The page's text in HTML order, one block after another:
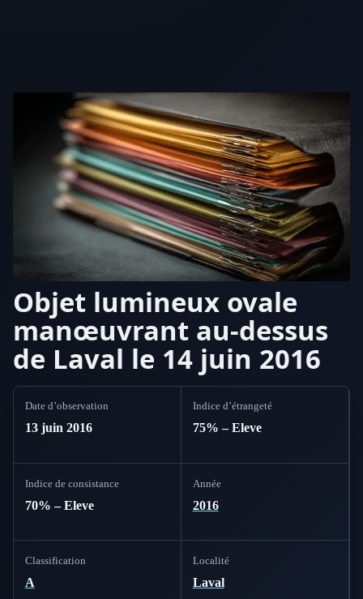
Objet lumineux ovale
manœuvrant au-dessus
de Laval le 14 juin 2016
Date d’observation
13 juin 2016
Indice d’étrangeté
75% – Eleve
Indice de consistance
70% – Eleve
Année
2016
Classification
A
Localité
Laval